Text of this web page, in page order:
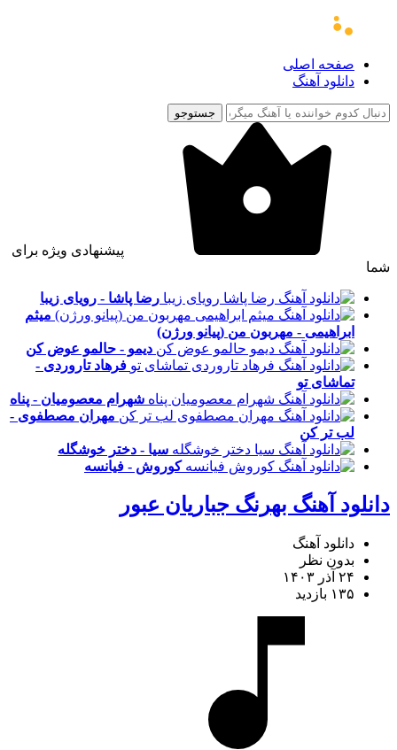
صفحه اصلی
دانلود آهنگ
جستوجو
پیشنهادی ویژه برای
شما
رضا پاشا - رویای زیبا
میثم
ابراهیمی - مهربون من (پیانو ورژن)
دیمو - حالمو عوض کن
فرهاد تاروردی -
تماشای تو
شهرام معصومیان - پناه
مهران مصطفوی -
لب تر کن
سیا - دختر خوشگله
کوروش - فیانسه
دانلود آهنگ بهرنگ جباریان عبور
دانلود آهنگ
بدون نظر
۲۴ آذر ۱۴۰۳
۱۳۵ بازدید